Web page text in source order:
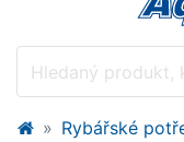
Rybářské